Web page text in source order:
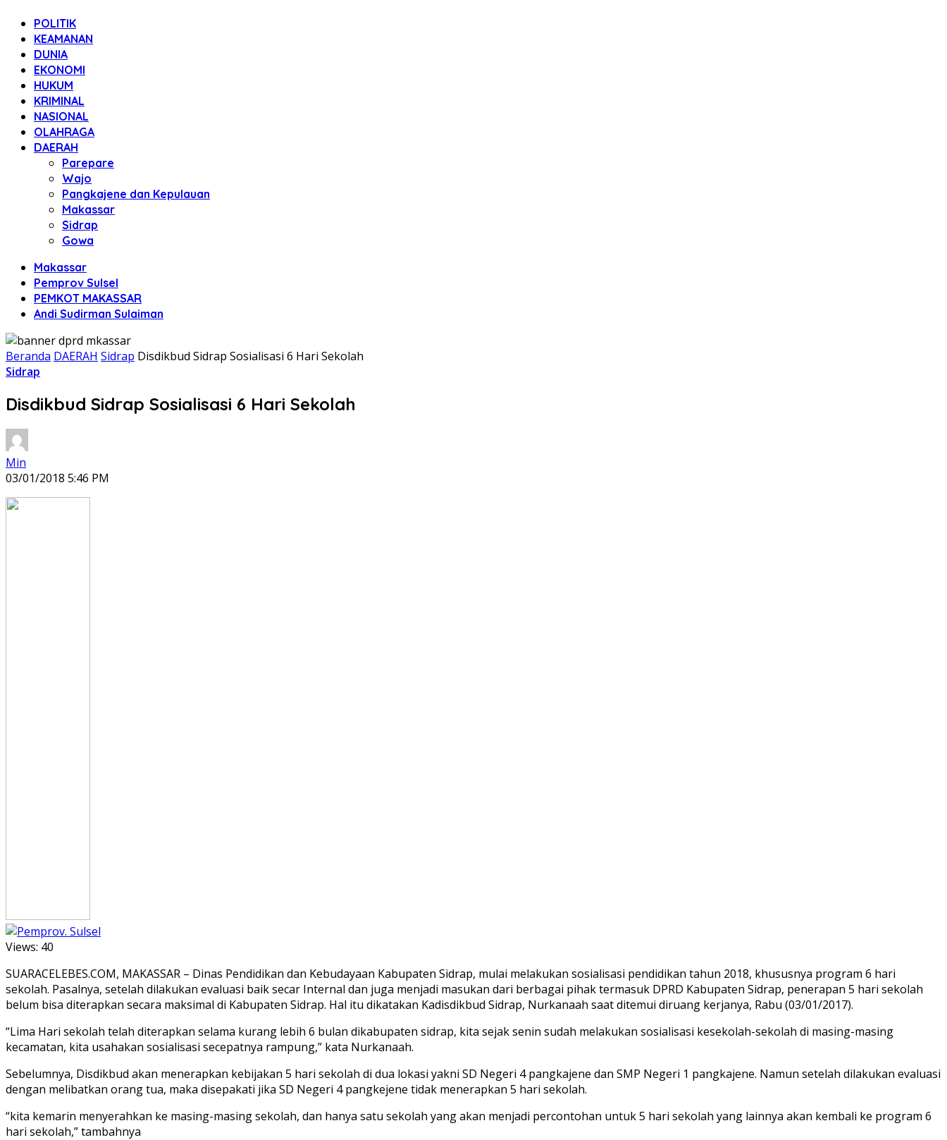
POLITIK
KEAMANAN
DUNIA
EKONOMI
HUKUM
KRIMINAL
NASIONAL
OLAHRAGA
DAERAH
Parepare
Wajo
Pangkajene dan Kepulauan
Makassar
Sidrap
Gowa
Makassar
Pemprov Sulsel
PEMKOT MAKASSAR
Andi Sudirman Sulaiman
Beranda DAERAH Sidrap Disdikbud Sidrap Sosialisasi 6 Hari Sekolah
Sidrap
Disdikbud Sidrap Sosialisasi 6 Hari Sekolah
Min
03/01/2018 5:46 PM
Views: 40
SUARACELEBES.COM, MAKASSAR – Dinas Pendidikan dan Kebudayaan Kabupaten Sidrap, mulai melakukan sosialisasi pendidikan tahun 2018, khususnya program 6 hari
sekolah. Pasalnya, setelah dilakukan evaluasi baik secar Internal dan juga menjadi masukan dari berbagai pihak termasuk DPRD Kabupaten Sidrap, penerapan 5 hari sekolah
belum bisa diterapkan secara maksimal di Kabupaten Sidrap. Hal itu dikatakan Kadisdikbud Sidrap, Nurkanaah saat ditemui diruang kerjanya, Rabu (03/01/2017).
“Lima Hari sekolah telah diterapkan selama kurang lebih 6 bulan dikabupaten sidrap, kita sejak senin sudah melakukan sosialisasi kesekolah-sekolah di masing-masing
kecamatan, kita usahakan sosialisasi secepatnya rampung,” kata Nurkanaah.
Sebelumnya, Disdikbud akan menerapkan kebijakan 5 hari sekolah di dua lokasi yakni SD Negeri 4 pangkajene dan SMP Negeri 1 pangkajene. Namun setelah dilakukan evaluasi
dengan melibatkan orang tua, maka disepakati jika SD Negeri 4 pangkejene tidak menerapkan 5 hari sekolah.
“kita kemarin menyerahkan ke masing-masing sekolah, dan hanya satu sekolah yang akan menjadi percontohan untuk 5 hari sekolah yang lainnya akan kembali ke program 6
hari sekolah,” tambahnya